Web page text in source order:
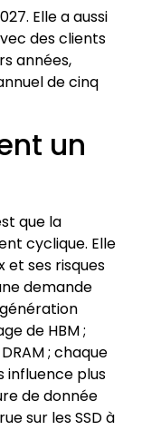
Elle a aussi
des clients
années,
de cinq
un
que la
cyclique. Elle
et ses risques
demande
de HBM ;
; chaque
influence plus
de donnée
sur les SSD à